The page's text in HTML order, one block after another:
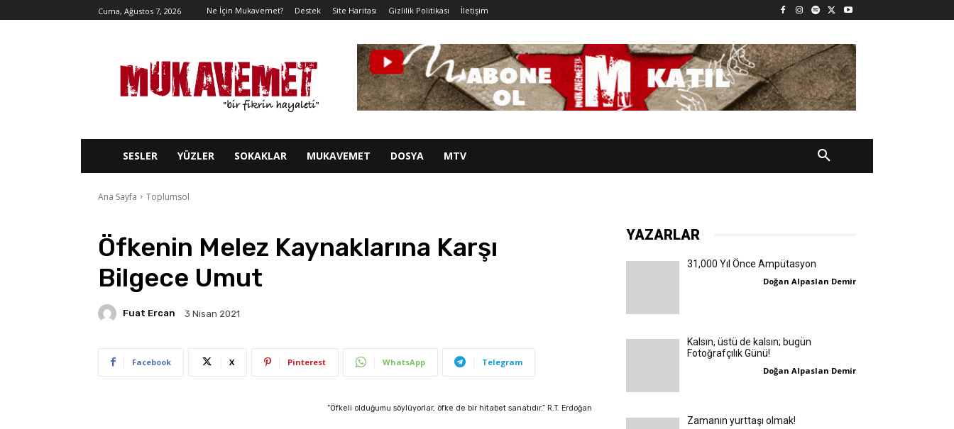
Cuma, Ağustos 7, 2026 Ne İçin Mukavemet? Destek Site Haritası Gizlilik Politikası İletişim
SESLER YÜZLER SOKAKLAR MUKAVEMET DOSYA MTV
Ana Sayfa Toplumsol
Öfkenin Melez Kaynaklarına Karşı
Bilgece Umut
Fuat Ercan 3 Nisan 2021
Facebook X Pinterest WhatsApp Telegram
“Öfkeli olduğumu söylüyorlar, öfke de bir hitabet sanatıdır.” R.T. Erdoğan
YAZARLAR
31,000 Yıl Önce Ampütasyon
Doğan Alpaslan Demir
Kalsın, üstü de kalsın; bugün
Fotoğrafçılık Günü!
Doğan Alpaslan Demir
Zamanın yurttaşı olmak!